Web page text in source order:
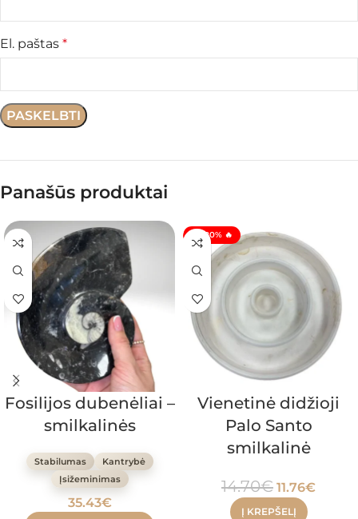
El. paštas *
Panašūs produktai
Fosilijos dubenėliai –
smilkalinės
Stabilumas
Kantrybė
Įsižeminimas
35.43€
🔥 -20% 🔥
Vienetinė didžioji
Palo Santo
smilkalinė
14.70€ 11.76€
Į KREPŠELĮ